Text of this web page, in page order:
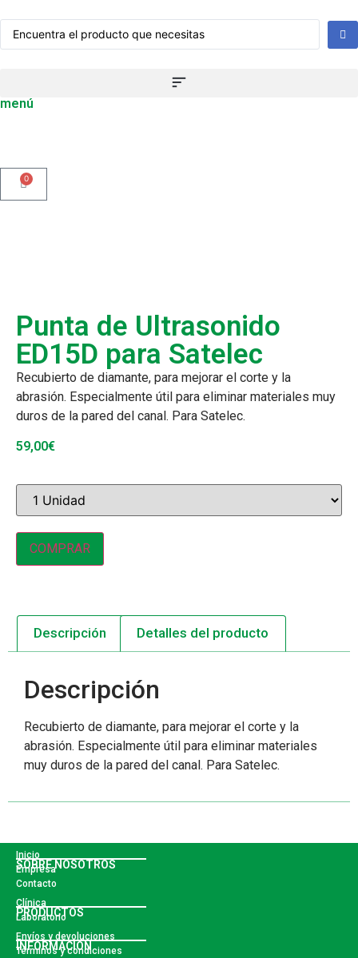
menú
0
Punta de Ultrasonido
ED15D para Satelec
Recubierto de diamante, para mejorar el corte y la
abrasión. Especialmente útil para eliminar materiales muy
duros de la pared del canal. Para Satelec.
59,00€
COMPRAR
Descripción Detalles del producto
Descripción
Recubierto de diamante, para mejorar el corte y la
abrasión. Especialmente útil para eliminar materiales
muy duros de la pared del canal. Para Satelec.
SOBRE NOSOTROS
Inicio
Empresa
Contacto
PRODUCTOS
Clínica
Laboratorio
INFORMACIÓN
Envíos y devoluciones
Términos y condiciones